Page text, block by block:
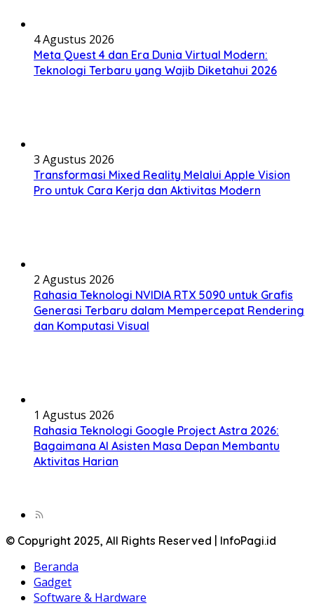
4 Agustus 2026
Meta Quest 4 dan Era Dunia Virtual Modern:
Teknologi Terbaru yang Wajib Diketahui 2026
3 Agustus 2026
Transformasi Mixed Reality Melalui Apple Vision
Pro untuk Cara Kerja dan Aktivitas Modern
2 Agustus 2026
Rahasia Teknologi NVIDIA RTX 5090 untuk Grafis
Generasi Terbaru dalam Mempercepat Rendering
dan Komputasi Visual
1 Agustus 2026
Rahasia Teknologi Google Project Astra 2026:
Bagaimana AI Asisten Masa Depan Membantu
Aktivitas Harian
© Copyright 2025, All Rights Reserved | InfoPagi.id
Beranda
Gadget
Software & Hardware